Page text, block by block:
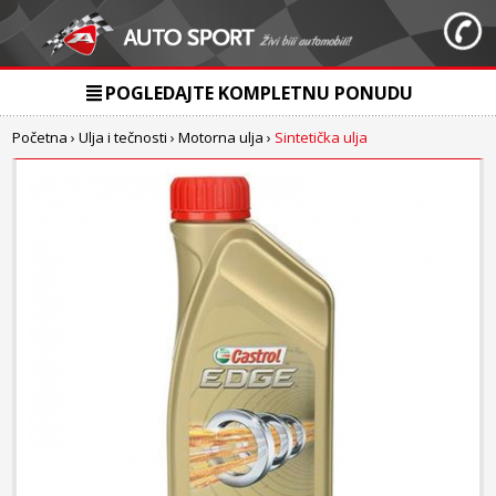
POGLEDAJTE KOMPLETNU PONUDU
Početna ›Ulja i tečnosti ›Motorna ulja › Sintetička ulja